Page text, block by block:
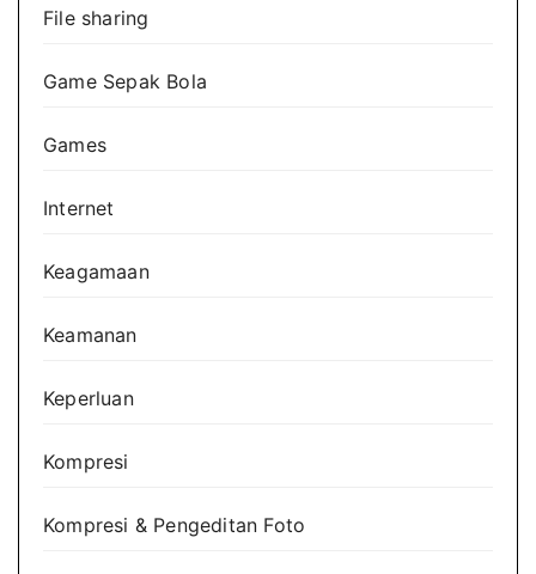
File sharing
Game Sepak Bola
Games
Internet
Keagamaan
Keamanan
Keperluan
Kompresi
Kompresi & Pengeditan Foto